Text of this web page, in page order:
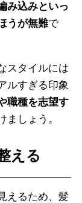
み込みといっ
うが無難で
スタイルには
ルすぎる印象
職種を志望す
ましょう。
える
えるため、髪